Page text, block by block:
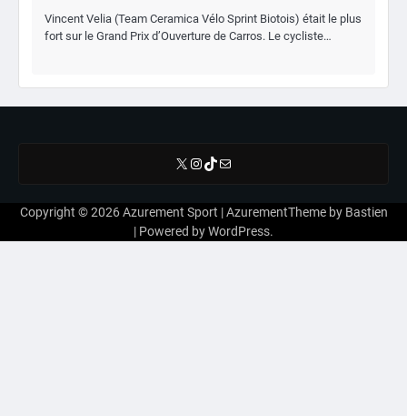
Vincent Velia (Team Ceramica Vélo Sprint Biotois) était le plus
fort sur le Grand Prix d’Ouverture de Carros. Le cycliste…
X Instagram
TikTok
E-mail
Copyright © 2026Azurement Sport | AzurementTheme by Bastien
| Powered byWordPress.